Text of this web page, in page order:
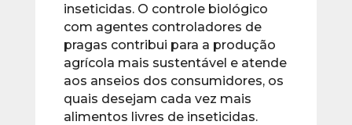
inseticidas. O controle biológico
com agentes controladores de
pragas contribui para a produção
agrícola mais sustentável e atende
aos anseios dos consumidores, os
quais desejam cada vez mais
alimentos livres de inseticidas.